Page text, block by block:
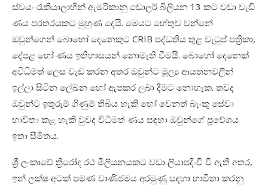
ස්වයං රැකියාලාභීන් ඇමරිකානු ඩොලර් බිලියන 13 කට වඩා වැඩි
ණය පරතරයකට මුහුණ දෙයි. මෙයට හේතුව වන්නේ
ඔවුන්ගෙන් බොහෝ දෙනෙකුට CRIB පද්ධතිය තුළ වැටුප් පත්‍රිකා,
දේපළ හෝ ණය ඉතිහාසයන් නොමැති වීමයි. බොහෝ දෙනෙක්
අවිධිමත් ලෙස වැඩ කරන අතර ඔවුන්ට මූල්‍ය ආයතනවලින්
ඉල්ලා සිටින ලේඛන හෝ ඇපකර ලබා දීමට නොහැක. තවද
ඔවුන්ට ඉතුරුම් ගිණුම් තිබිය හැකි හෝ වෙනත් බැංකු සේවා
භාවිතා කළ හැකි වුවද විධිමත් ණය සඳහා ඔවුන්ගේ ප්‍රවේශය
ඉතා සීමිතය.
ශ්‍රී ලංකාවේ ත්‍රිරෝද රථ මිලියනයකට වඩා ලියාපදිංචි වී ඇති අතර,
ඉන් ලක්ෂ අටක් පමණ වාණිජමය අරමුණු සඳහා භාවිතා කරනු